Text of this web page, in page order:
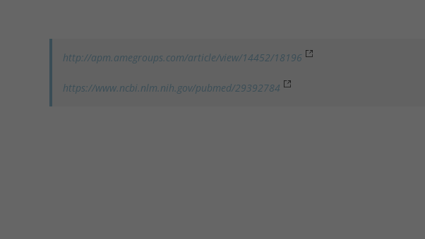
http://apm.amegroups.com/article/view/14452/18196
https://www.ncbi.nlm.nih.gov/pubmed/29392784